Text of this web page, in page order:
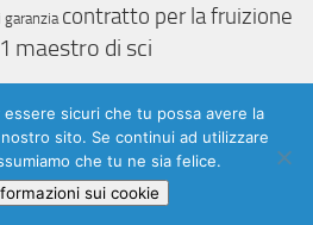
contratto per la fruizione
maestro di sci
Tutti i diritti riservati.
sicuri che tu possa avere la
sito. Se continui ad utilizzare
che tu ne sia felice.
sui cookie